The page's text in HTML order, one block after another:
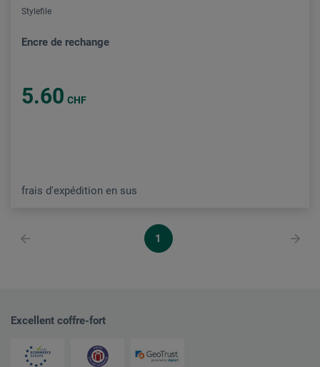
Stylefile
Encre de rechange
5.60 CHF
frais d'expédition en sus
1
Excellent coffre-fort